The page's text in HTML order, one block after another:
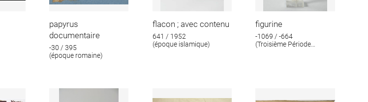
papyrus
documentaire
-30 / 395
(époque romaine)
flacon ; avec contenu
641 / 1952
(époque islamique)
figurine
-1069 / -664
(Troisième Période